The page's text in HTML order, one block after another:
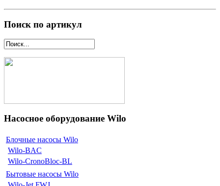
Поиск по артикул
Насосное оборудование Wilo
Блочные насосы Wilo
Wilo-BAC
Wilo-CronoBloc-BL
Бытовые насосы Wilo